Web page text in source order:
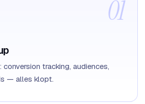
tracking, audiences,
— alles klopt.